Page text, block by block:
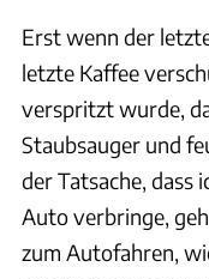
Erst wenn der
letzte Kaffee
verspritzt wurde,
Staubsauger und
der Tatsache, dass
Auto verbringe,
zum Autofahren,